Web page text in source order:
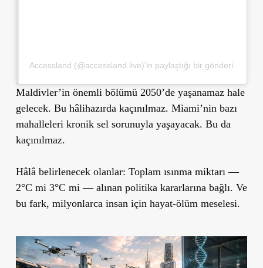
Accessland (@accessland.live)’in paylaştığı bir gönderi
Maldivler’in önemli bölümü 2050’de yaşanamaz hale
gelecek. Bu hâlihazırda kaçınılmaz. Miami’nin bazı
mahalleleri kronik sel sorunuyla yaşayacak. Bu da
kaçınılmaz.
Hâlâ belirlenecek olanlar: Toplam ısınma miktarı —
2°C mi 3°C mi — alınan politika kararlarına bağlı. Ve
bu fark, milyonlarca insan için hayat-ölüm meselesi.